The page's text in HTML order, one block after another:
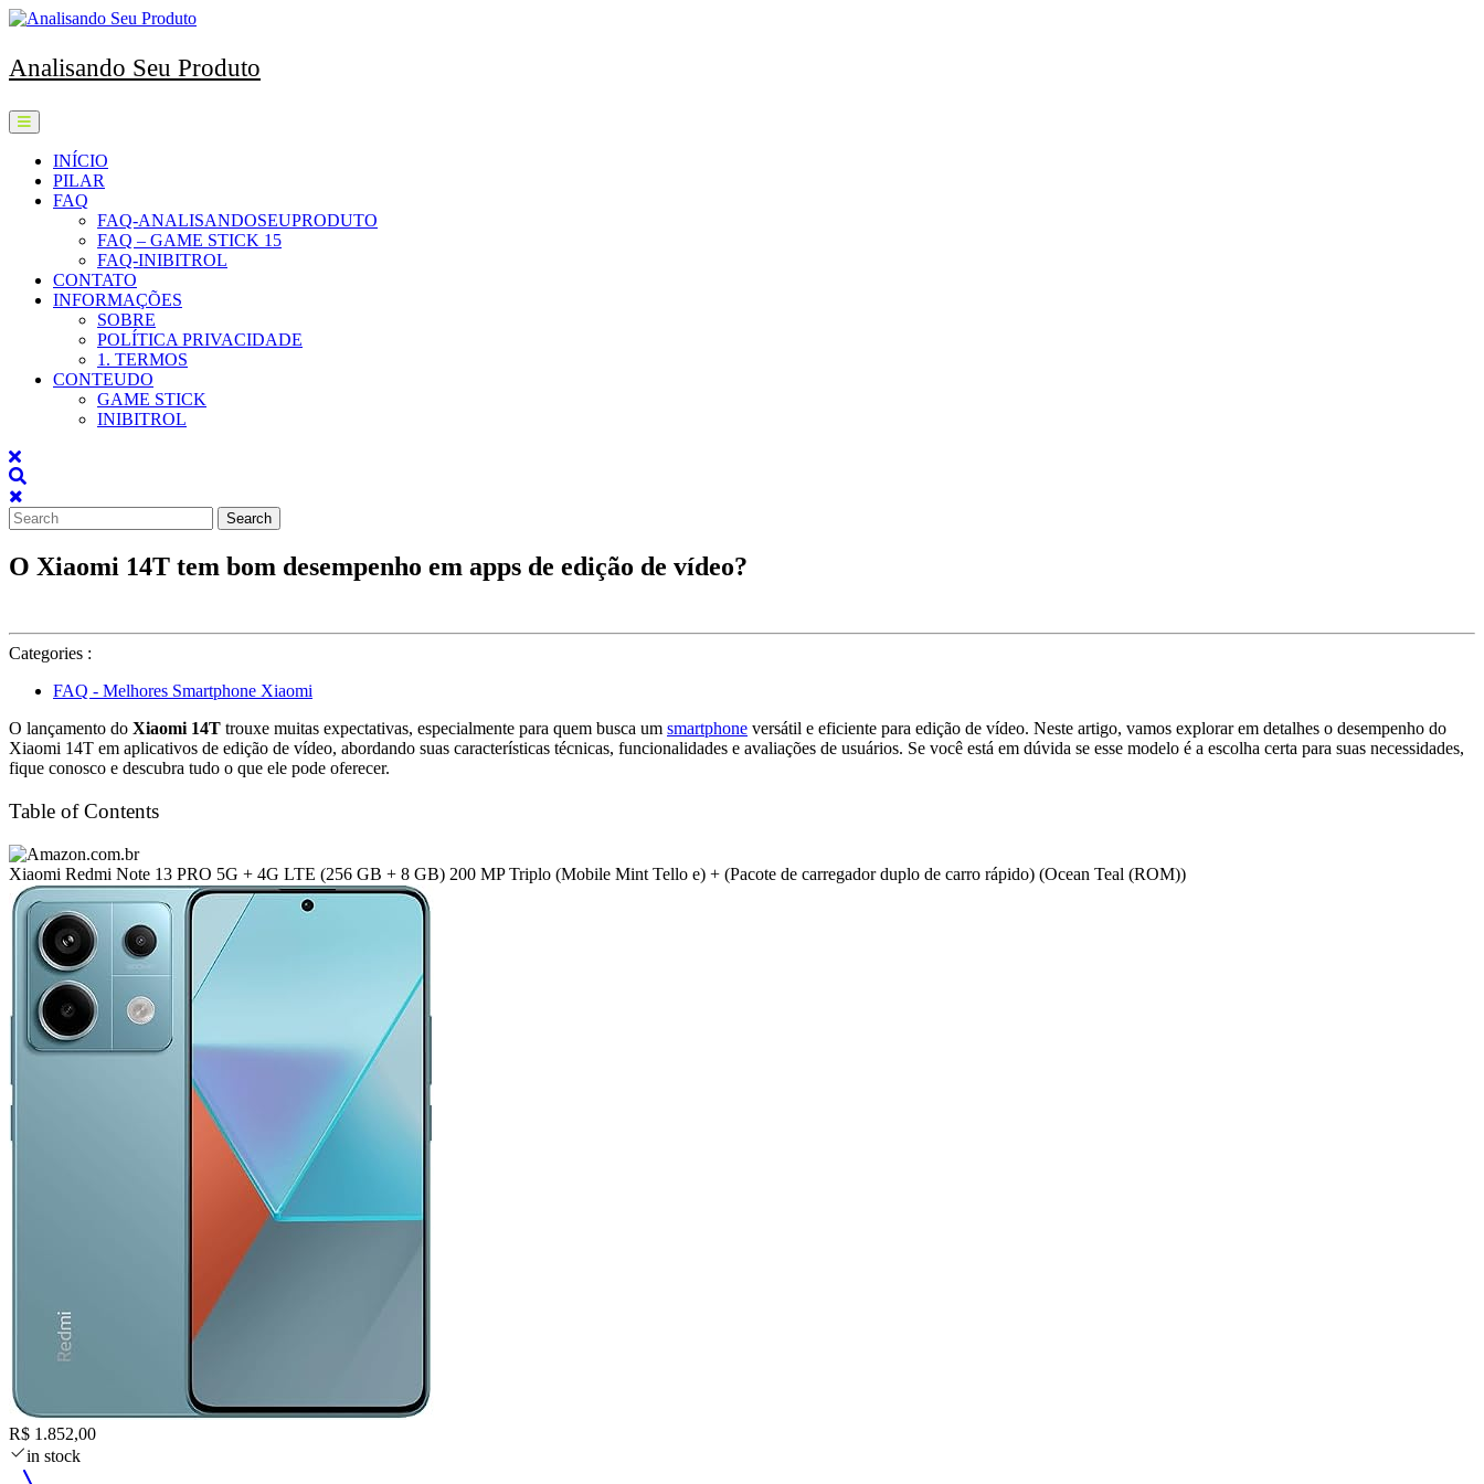
Skip
content
Analisando Seu Produto
Open
Menu
INÍCIO
PILAR
FAQ
FAQ-ANALISANDOSEUPRODUTO
FAQ – GAME STICK 15
FAQ-INIBITROL
CONTATO
INFORMAÇÕES
SOBRE
POLÍTICA PRIVACIDADE
1. TERMOS
CONTEUDO
GAME STICK
INIBITROL
Close
Menu
Search
for:
O Xiaomi 14T tem bom desempenho em apps de edição de vídeo?
Categories :
FAQ - Melhores Smartphone Xiaomi
O lançamento do Xiaomi 14T trouxe muitas expectativas, especialmente para quem busca um smartphone versátil e eficiente para edição de vídeo. Neste artigo, vamos explorar em detalhes o desempenho do
Xiaomi 14T em aplicativos de edição de vídeo, abordando suas características técnicas, funcionalidades e avaliações de usuários. Se você está em dúvida se esse modelo é a escolha certa para suas necessidades,
fique conosco e descubra tudo o que ele pode oferecer.
Table of Contents
Xiaomi Redmi Note 13 PRO 5G + 4G LTE (256 GB + 8 GB) 200 MP Triplo (Mobile Mint Tello e) + (Pacote de carregador duplo de carro rápido) (Ocean Teal (ROM))
R$ 1.852,00
in stock